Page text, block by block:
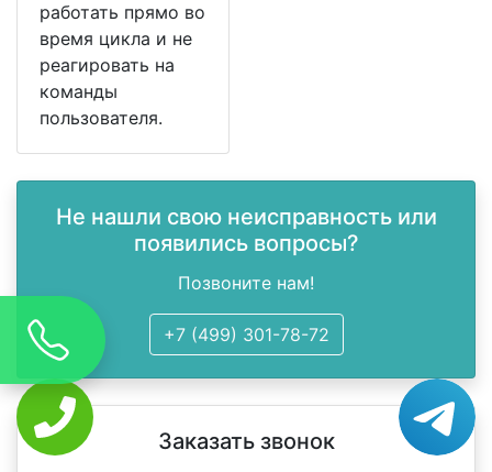
работать прямо во
время цикла и не
реагировать на
команды
пользователя.
Не нашли свою неисправность или
появились вопросы?
Позвоните нам!
+7 (499) 301-78-72
Заказать звонок